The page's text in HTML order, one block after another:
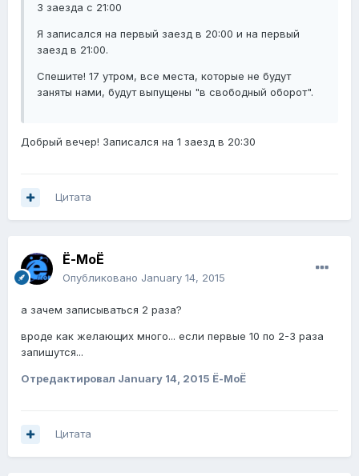
3 заезда с 21:00
Я записался на первый заезд в 20:00 и на первый
заезд в 21:00.
Спешите! 17 утром, все места, которые не будут
заняты нами, будут выпущены "в свободный оборот".
Добрый вечер! Записался на 1 заезд в 20:30
Цитата
Ё-МоЁ
Опубликовано January 14, 2015
а зачем записываться 2 раза?
вроде как желающих много... если первые 10 по 2-3 раза
запишутся...
Отредактировал January 14, 2015 Ё-МоЁ
Цитата